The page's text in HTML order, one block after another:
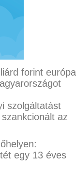
forint
szolgáltatást
az
egy 13 éves